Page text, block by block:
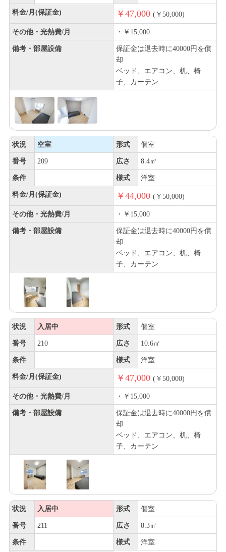
料金/月(保証金) ￥47,000 (￥50,000)
その他・光熱費/月 ・￥15,000
備考・部屋設備
保証金は退去時に40000円を償
却
ベッド、エアコン、机、椅
子、カーテン
状況 空室 形式 個室
番号 209 広さ 8.4㎡
条件 様式 洋室
料金/月(保証金) ￥44,000 (￥50,000)
その他・光熱費/月 ・￥15,000
備考・部屋設備
保証金は退去時に40000円を償
却
ベッド、エアコン、机、椅
子、カーテン
状況 入居中 形式 個室
番号 210 広さ 10.6㎡
条件 様式 洋室
料金/月(保証金) ￥47,000 (￥50,000)
その他・光熱費/月 ・￥15,000
備考・部屋設備
保証金は退去時に40000円を償
却
ベッド、エアコン、机、椅
子、カーテン
状況 入居中 形式 個室
番号 211 広さ 8.3㎡
条件 様式 洋室